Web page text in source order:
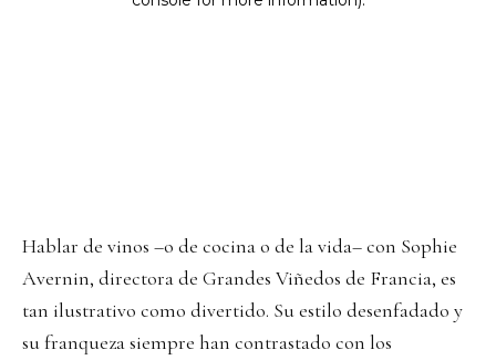
Hablar de vinos –o de cocina o de la vida– con Sophie
Avernin, directora de Grandes Viñedos de Francia, es
tan ilustrativo como divertido. Su estilo desenfadado y
su franqueza siempre han contrastado con los